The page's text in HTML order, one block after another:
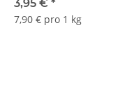
3,95 € *
7,90 € pro 1 kg